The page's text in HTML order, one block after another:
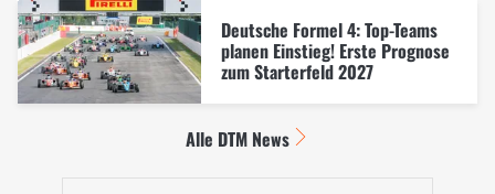
Deutsche Formel 4: Top-Teams
planen Einstieg! Erste Prognose
zum Starterfeld 2027
Alle DTM News